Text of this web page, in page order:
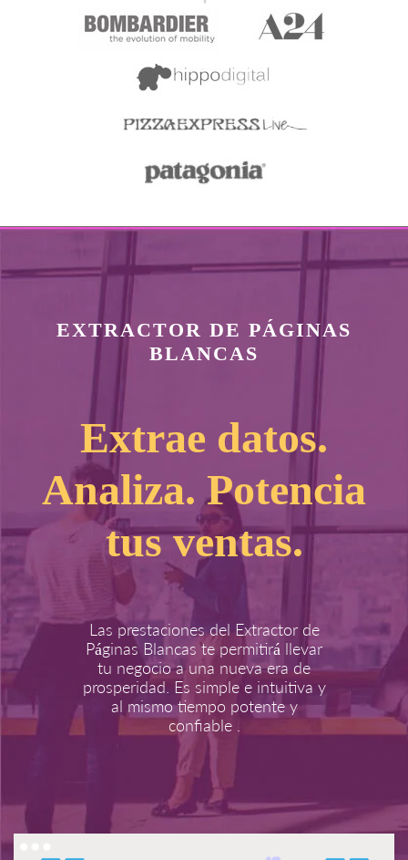
EXTRACTOR DE PÁGINAS
BLANCAS
Extrae datos.
Analiza. Potencia
tus ventas.
Las prestaciones del Extractor de
Páginas Blancas te permitirá llevar
tu negocio a una nueva era de
prosperidad. Es simple e intuitiva y
al mismo tiempo potente y
confiable .